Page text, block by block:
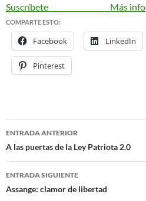
Suscríbete Más info
COMPARTE ESTO:
Facebook LinkedIn
Pinterest
Navegación
de
entradas
ENTRADA ANTERIOR
A las puertas de la Ley Patriota 2.0
ENTRADA SIGUIENTE
Assange: clamor de libertad